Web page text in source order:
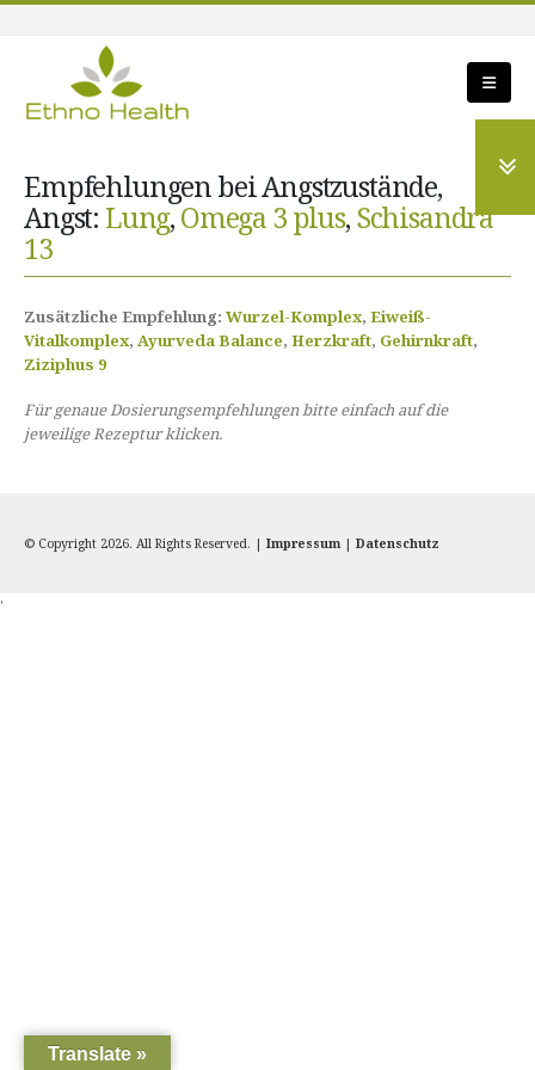
Empfehlungen bei Angstzustände,
Angst: Lung,Omega 3 plus,Schisandra
13
Zusätzliche Empfehlung: Wurzel-Komplex, Eiweiß-
Vitalkomplex, Ayurveda Balance, Herzkraft, Gehirnkraft,
Ziziphus 9
Für genaue Dosierungsempfehlungen bitte einfach auf die
jeweilige Rezeptur klicken.
© Copyright 2026. All Rights Reserved. | Impressum | Datenschutz
'
Translate »